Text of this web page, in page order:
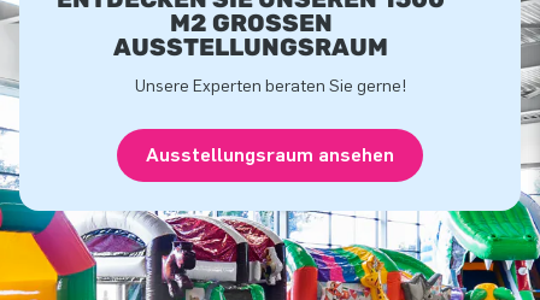
M2 GROSSEN A
USSTELLUNGSRAUM
Unsere Experten beraten Sie gerne!
Ausstellungsraum ansehen